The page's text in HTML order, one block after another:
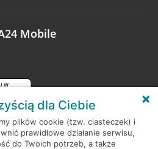
Mobile
dla Ciebie
plików cookie (tzw. ciasteczek) i
prawidłowe działanie serwisu,
do Twoich potrzeb, a także